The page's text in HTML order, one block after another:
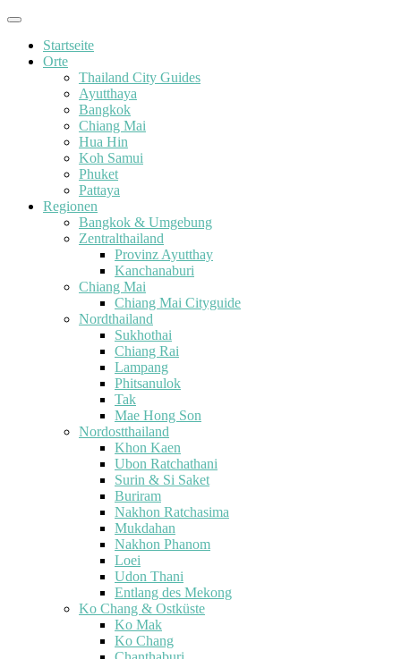
Startseite
Orte
Thailand City Guides
Ayutthaya
Bangkok
Chiang Mai
Hua Hin
Koh Samui
Phuket
Pattaya
Regionen
Bangkok & Umgebung
Zentralthailand
Provinz Ayutthay
Kanchanaburi
Chiang Mai
Chiang Mai Cityguide
Nordthailand
Sukhothai
Chiang Rai
Lampang
Phitsanulok
Tak
Mae Hong Son
Nordostthailand
Khon Kaen
Ubon Ratchathani
Surin & Si Saket
Buriram
Nakhon Ratchasima
Mukdahan
Nakhon Phanom
Loei
Udon Thani
Entlang des Mekong
Ko Chang & Ostküste
Ko Mak
Ko Chang